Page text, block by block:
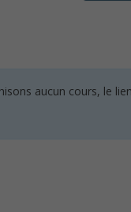
aucun cours, le